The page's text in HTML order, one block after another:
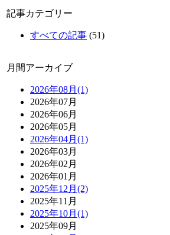
記事カテゴリー
すべての記事 (51)
月間アーカイブ
2026年08月(1)
2026年07月
2026年06月
2026年05月
2026年04月(1)
2026年03月
2026年02月
2026年01月
2025年12月(2)
2025年11月
2025年10月(1)
2025年09月